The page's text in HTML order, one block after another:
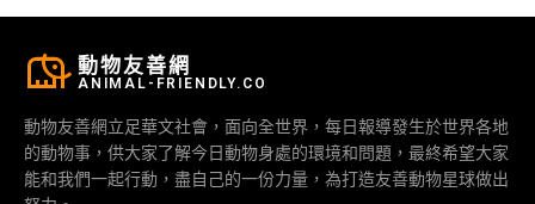
動物友善網
ANIMAL-FRIENDLY.CO
動物友善網立足華文社會，面向全世界，每日報導發生於世界各地
的動物事，供大家了解今日動物身處的環境和問題，最終希望大家
能和我們一起行動，盡自己的一份力量，為打造友善動物星球做出